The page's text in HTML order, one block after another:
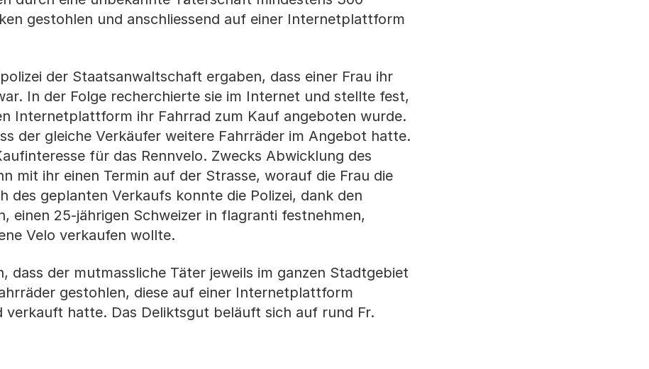
gestohlen und anschliessend auf einer Internetplattform
der Staatsanwaltschaft ergaben, dass einer Frau ihr
In der Folge recherchierte sie im Internet und stellte fest,
Internetplattform ihr Fahrrad zum Kauf angeboten wurde.
der gleiche Verkäufer weitere Fahrräder im Angebot hatte.
für das Rennvelo. Zwecks Abwicklung des
mit ihr einen Termin auf der Strasse, worauf die Frau die
des geplanten Verkaufs konnte die Polizei, dank den
einen 25-jährigen Schweizer in flagranti festnehmen,
Velo verkaufen wollte.
dass der mutmassliche Täter jeweils im ganzen Stadtgebiet
gestohlen, diese auf einer Internetplattform
verkauft hatte. Das Deliktsgut beläuft sich auf rund Fr.